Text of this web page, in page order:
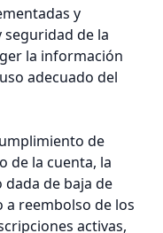
y
de la
la información
adecuado del
de
de la cuenta, la
de baja de
a reembolso de los
activas,